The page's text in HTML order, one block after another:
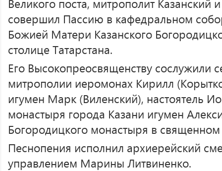
Великого поста, митрополит Казанский
совершил Пассию в кафедральном
Божией Матери Казанского
столице Татарстана.
Его Высокопреосвященству сослужили
митрополии иеромонах Кирилл
игумен Марк (Виленский), настоятель
монастыря города Казани игумен
Богородицкого монастыря в священном
Песнопения исполнил архиерейский
управлением Марины Литвиненко.